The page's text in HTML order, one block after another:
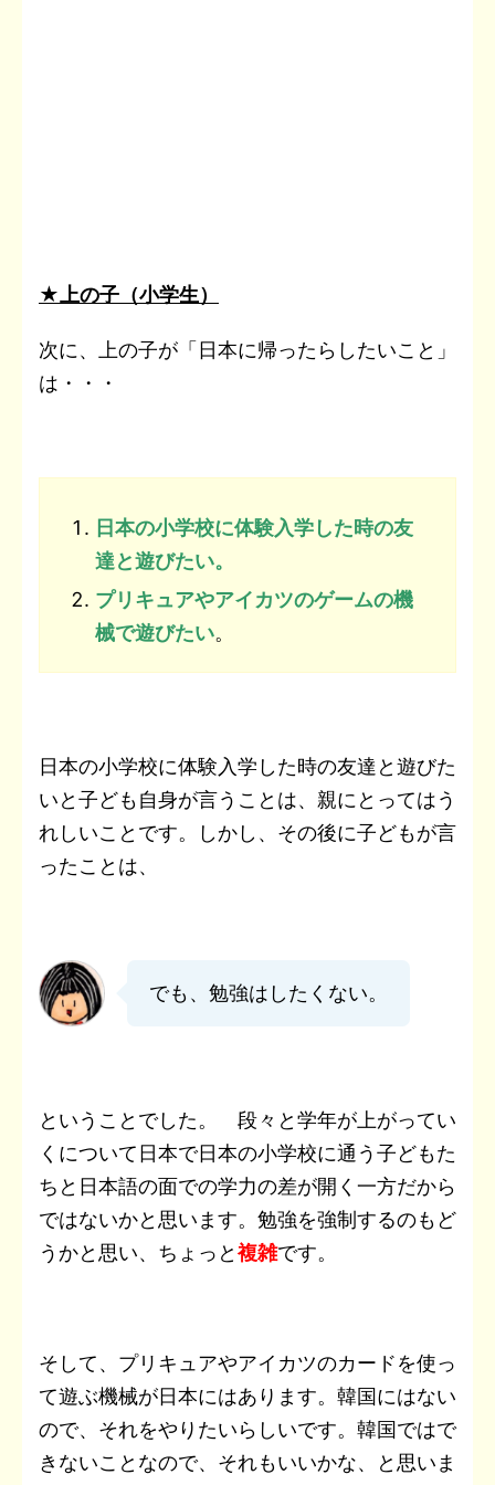
★上の子（小学生）
次に、上の子が「日本に帰ったらしたいこと」
は・・・
日本の小学校に体験入学した時の友
達と遊びたい。
プリキュアやアイカツのゲームの機
械で遊びたい。
日本の小学校に体験入学した時の友達と遊びた
いと子ども自身が言うことは、親にとってはう
れしいことです。しかし、その後に子どもが言
ったことは、
でも、勉強はしたくない。
ということでした。 段々と学年が上がってい
くについて日本で日本の小学校に通う子どもた
ちと日本語の面での学力の差が開く一方だから
ではないかと思います。勉強を強制するのもど
うかと思い、ちょっと複雑です。
そして、プリキュアやアイカツのカードを使っ
て遊ぶ機械が日本にはあります。韓国にはない
ので、それをやりたいらしいです。韓国ではで
きないことなので、それもいいかな、と思いま